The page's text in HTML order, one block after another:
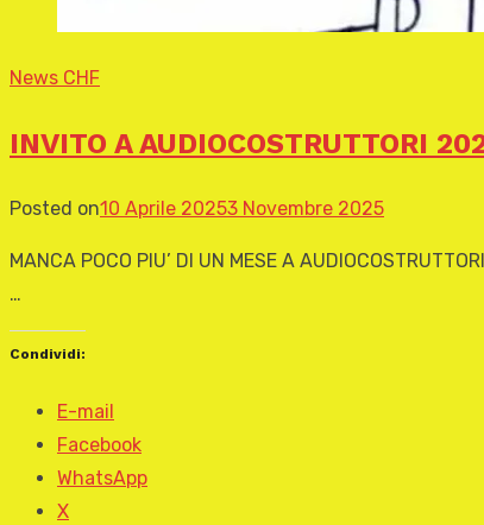
News CHF
INVITO A AUDIOCOSTRUTTORI
Posted on10 Aprile 20253 Novembre 2025
MANCA POCO PIU’ DI UN MESE A
…
Condividi:
E-mail
Facebook
WhatsApp
X